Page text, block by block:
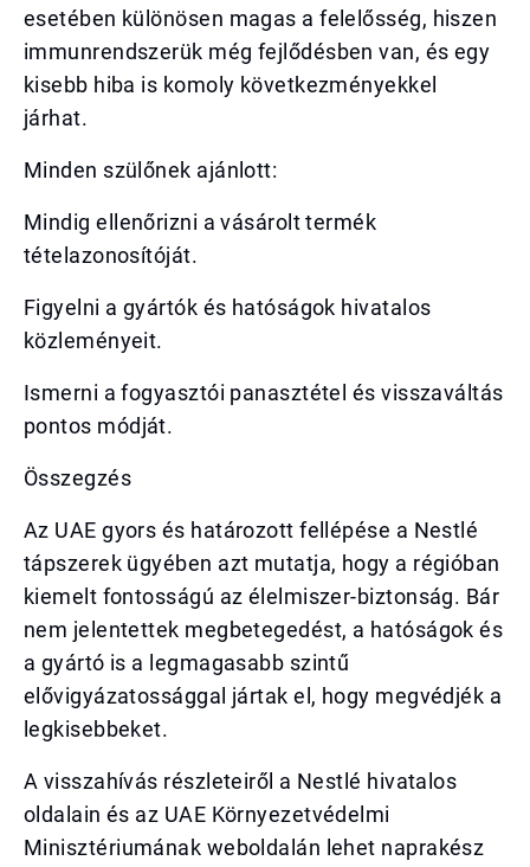
esetében különösen magas a felelősség, hiszen
immunrendszerük még fejlődésben van, és egy
kisebb hiba is komoly következményekkel
járhat.
Minden szülőnek ajánlott:
Mindig ellenőrizni a vásárolt termék
tételazonosítóját.
Figyelni a gyártók és hatóságok hivatalos
közleményeit.
Ismerni a fogyasztói panasztétel és visszaváltás
pontos módját.
Összegzés
Az UAE gyors és határozott fellépése a Nestlé
tápszerek ügyében azt mutatja, hogy a régióban
kiemelt fontosságú az élelmiszer-biztonság. Bár
nem jelentettek megbetegedést, a hatóságok és
a gyártó is a legmagasabb szintű
elővigyázatossággal jártak el, hogy megvédjék a
legkisebbeket.
A visszahívás részleteiről a Nestlé hivatalos
oldalain és az UAE Környezetvédelmi
Minisztériumának weboldalán lehet naprakész